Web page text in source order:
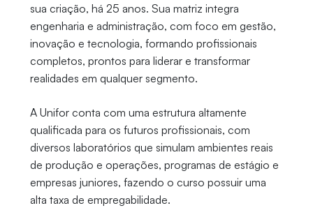
sua criação, há 25 anos. Sua matriz integra
engenharia e administração, com foco em gestão,
inovação e tecnologia, formando profissionais
completos, prontos para liderar e transformar
realidades em qualquer segmento.
A Unifor conta com uma estrutura altamente
qualificada para os futuros profissionais, com
diversos laboratórios que simulam ambientes reais
de produção e operações, programas de estágio e
empresas juniores, fazendo o curso possuir uma
alta taxa de empregabilidade.